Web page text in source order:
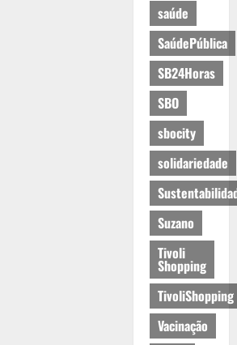
saúde
SaúdePública
SB24Horas
SBO
sbocity
solidariedade
Suzano
Tivoli
Shopping
TivoliShopping
Vacinação